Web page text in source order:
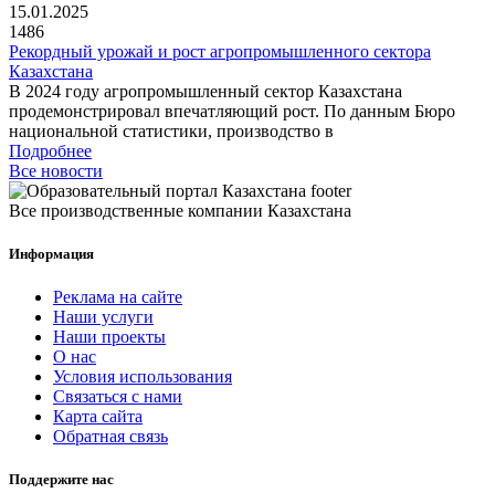
15.01.2025
1486
Рекордный урожай и рост агропромышленного сектора
Казахстана
В 2024 году агропромышленный сектор Казахстана
продемонстрировал впечатляющий рост. По данным Бюро
национальной статистики, производство в
Подробнее
Все новости
Все производственные компании Казахстана
Информация
Реклама на сайте
Наши услуги
Наши проекты
О нас
Условия использования
Связаться с нами
Карта сайта
Обратная связь
Поддержите нас